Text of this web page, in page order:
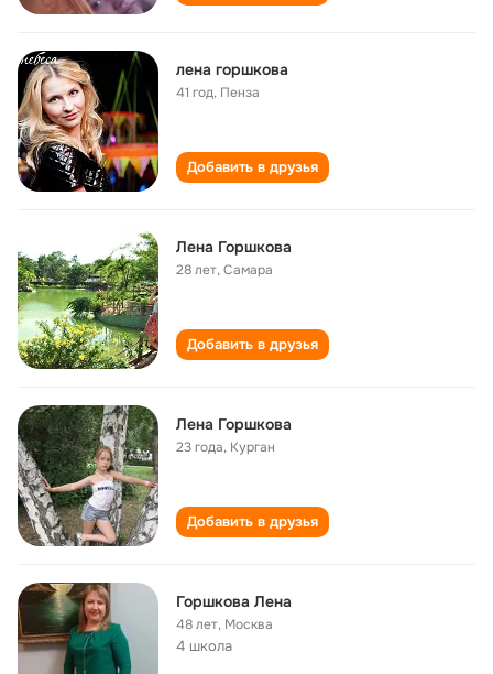
лена горшкова
41 год, Пенза
Добавить в друзья
Лена Горшкова
28 лет,Самара
Добавить в друзья
Лена Горшкова
23 года, Курган
Добавить в друзья
Горшкова Лена
48 лет, Москва
4 школа